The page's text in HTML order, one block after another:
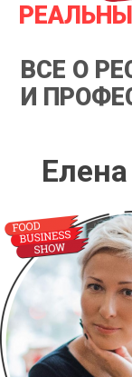
ВСЕ О
И